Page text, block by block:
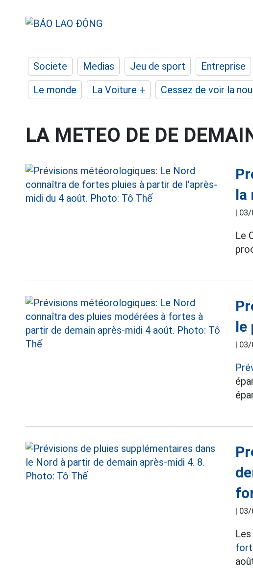
Societe Medias Jeu de sport Entreprise
Le monde
La Voiture + Cessez de voir la
LA METEO DE DE
la
| 03/
Le
le
| 03/
| 03/